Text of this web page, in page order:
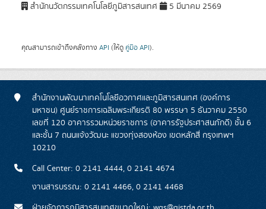
สำนักนวัตกรรมเทคโนโลยีภูมิสารสนเทศ 5 มีนาคม 2569
คุณสามารถเข้าถึงคลังทาง API (ให้ดู คู่มือ API).
สำนักงานพัฒนาเทคโนโลยีอวกาศและภูมิสารสนเทศ (องค์การ
มหาชน) ศูนย์ราชการเฉลิมพระเกียรติ 80 พรรษา 5 ธันวาคม 2550
เลขที่ 120 อาคารรวมหน่วยราชการ (อาคารรัฐประศาสนภักดี) ชั้น 6
และชั้น 7 ถนนแจ้งวัฒนะ แขวงทุ่งสองห้อง เขตหลักสี่ กรุงเทพฯ
10210
Call Center: 0 2141 4444, 0 2141 4674
งานสารบรรณ: 0 2141 4466, 0 2141 4468